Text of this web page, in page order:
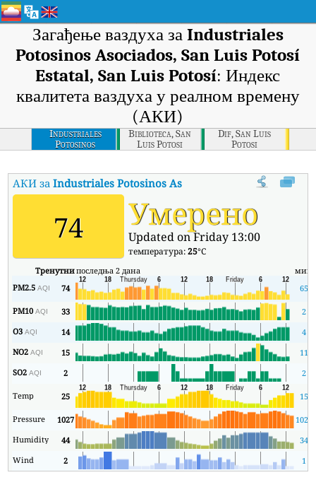
Загађење ваздуха за Industriales
Potosinos Asociados, San Luis Potosí
Estatal, San Luis Potosí: Индекс
квалитета ваздуха у реалном времену
(АКИ)
Industriales
Potosinos
Asociados, San Luis
Luis Potosi
Biblioteca, San
Luis Potosi
Dif, San Luis
Potosi
АКИ заIndustriales Potosinos Asociados, San Luis Potosí
74 Умерено
Updated on Friday 13:00
температура:25°C
Тренутнипоследња 2 дана мин
PM2.5AQI 74 65
PM10AQI 33
2
O3AQI 14
4
NO2AQI 15
11
SO2AQI 2 2
Temp 25 15
Pressure 1027 1023
Humidity
44
34
Wind
2 1